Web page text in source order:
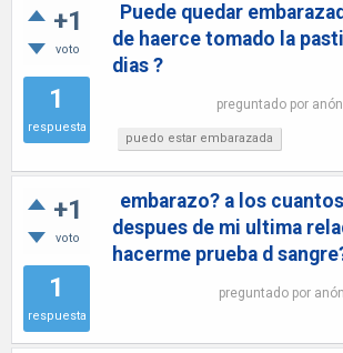
+1
voto
1
respuesta
Puede quedar
de haerce tomado la
dias ?
preguntado por
puedo estar embarazada
+1
voto
1
respuesta
embarazo? a los
despues de mi ultima
hacerme prueba d
preguntado por